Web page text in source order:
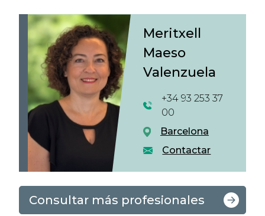
Meritxell
Maeso
Valenzuela
+34 93 253 37
00
Barcelona
Contactar
Consultar más profesionales